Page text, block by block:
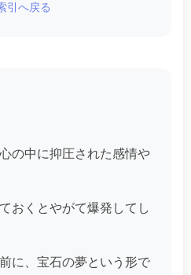
引へ戻る
の中に抑圧された感情や
おくとやがて爆発してし
に、宝石の夢という形で